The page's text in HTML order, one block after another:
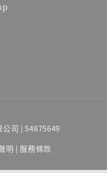
司 | 54875649
明 | 服務條款